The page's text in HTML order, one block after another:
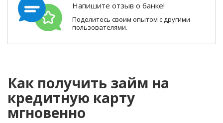
Напишите отзыв о банке!
Поделитесь своим опытом с другими
пользователями.
Как получить займ на
кредитную карту
мгновенно